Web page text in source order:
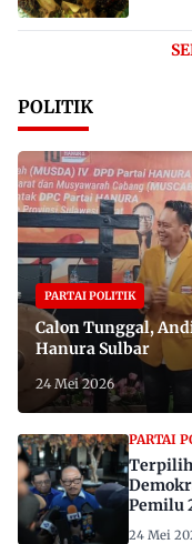
POLITIK
PARTAI POLITIK
Calon Tunggal,
Hanura Sulbar
24 Mei 2026
PARTAI
Terpilih
Pemilu
24 Mei